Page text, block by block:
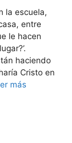
la escuela,
entre
le hacen
haciendo
Cristo en
más